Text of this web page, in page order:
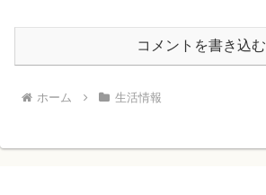
コメントを書き込む
ホーム 生活情報